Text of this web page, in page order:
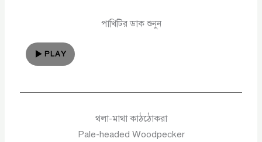
পাখিটির ডাক শুনুন
PLAY
থলা-মাথা কাঠঠোকরা
Pale-headed Woodpecker